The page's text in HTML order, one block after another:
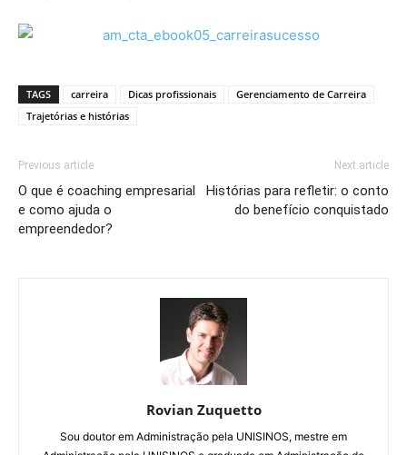
TAGS carreira Dicas profissionais
Gerenciamento de Carreira
Trajetórias e histórias
Previous article
O que é coaching empresarial
e como ajuda o
empreendedor?
Next article
Histórias para refletir: o conto
do benefício conquistado
Rovian Zuquetto
Sou doutor em Administração pela UNISINOS, mestre em